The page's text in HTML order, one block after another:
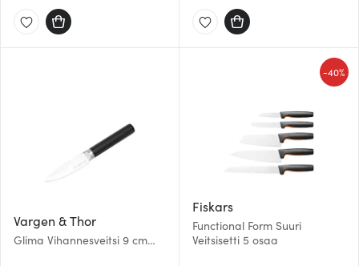
Vargen & Thor
Glima Vihannesveitsi 9 cm
Fiskars
Functional Form Suuri
Veitsisetti 5 osaa
-40%